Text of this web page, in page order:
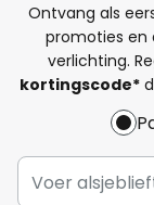
Ontvang als
promoties en
verlichting.
kortingscode*